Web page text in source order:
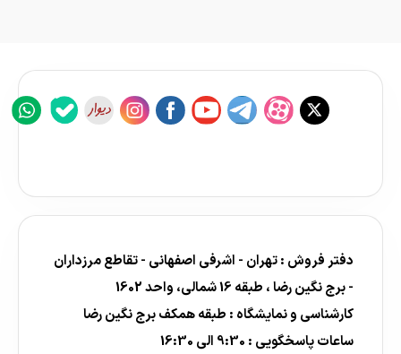
دفتر فروش : تهران - اشرفی اصفهانی - تقاطع مرزداران
- برج نگین رضا ، طبقه 16 شمالی، واحد 1602
کارشناسی و نمایشگاه : طبقه همکف برج نگین رضا
ساعات پاسخگویی : 9:30 الی 16:30